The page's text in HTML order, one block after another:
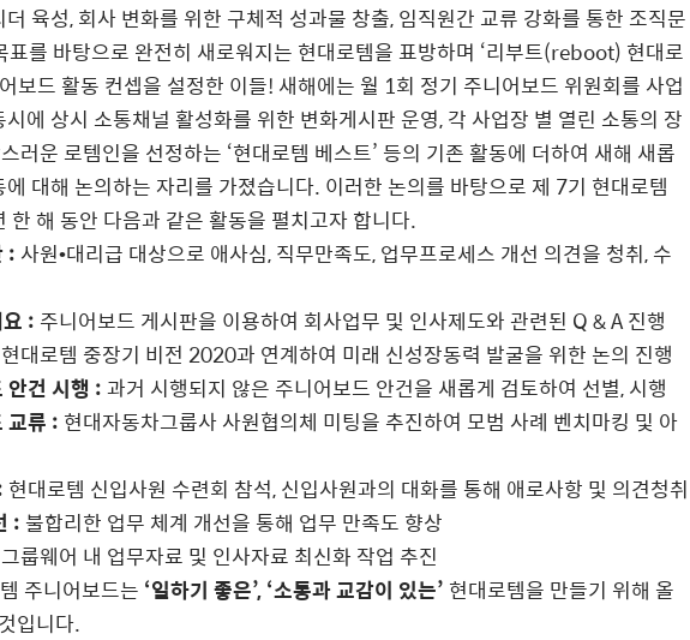
육성, 회사 변화를 위한 구체적 성과물 창출, 임직원간 교류 강화를 통한 조직문
표를 바탕으로 완전히 새로워지는 현대로템을 표방하며 ‘리부트(reboot) 현대로
보드 활동 컨셉을 설정한 이들! 새해에는 월 1회 정기 주니어보드 위원회를 사업
에 상시 소통채널 활성화를 위한 변화게시판 운영, 각 사업장 별 열린 소통의 장
스러운 로템인을 선정하는 ‘현대로템 베스트’ 등의 기존 활동에 더하여 새해 새롭
대해 논의하는 자리를 가졌습니다. 이러한 논의를 바탕으로 제 7기 현대로템
해 동안 다음과 같은 활동을 펼치고자 합니다.
: 사원•대리급 대상으로 애사심, 직무만족도, 업무프로세스 개선 의견을 청취, 수
: 주니어보드 게시판을 이용하여 회사업무 및 인사제도와 관련된 Q & A 진행
현대로템 중장기 비전 2020과 연계하여 미래 신성장동력 발굴을 위한 논의 진행
건 시행 :과거 시행되지 않은 주니어보드 안건을 새롭게 검토하여 선별, 시행
교류 : 현대자동차그룹사 사원협의체 미팅을 추진하여 모범 사례 벤치마킹 및 아
현대로템 신입사원 수련회 참석, 신입사원과의 대화를 통해 애로사항 및 의견청취
:불합리한 업무 체계 개선을 통해 업무 만족도 향상
그룹웨어 내 업무자료 및 인사자료 최신화 작업 추진
주니어보드는 ‘일하기 좋은’, ‘소통과 교감이 있는’ 현대로템을 만들기 위해 올
입니다.